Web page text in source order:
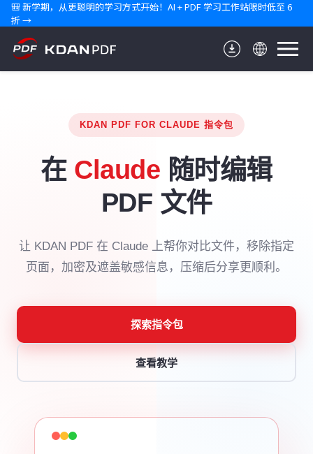
🎒 新学期，从更聪明的学习方式开始！AI + PDF 学习工作站限时低至 6
折 →
KDAN PDF FOR CLAUDE 指令包
在 Claude 随时编辑
PDF 文件
让 KDAN PDF 在 Claude 上帮你对比文件，移除指定
页面，加密及遮盖敏感信息，压缩后分享更顺利。
探索指令包
查看教学